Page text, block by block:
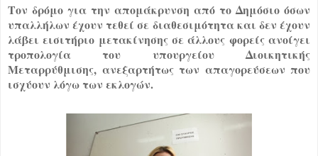
Τον δρόμο για την απομάκρυνση από το Δημόσιο όσων
υπαλλήλων έχουν τεθεί σε διαθεσιμότητα και δεν έχουν
λάβει εισιτήριο μετακίνησης σε άλλους φορείς ανοίγει
τροπολογία του υπουργείου Διοικητικής
Μεταρρύθμισης, ανεξαρτήτως των απαγορεύσεων που
ισχύουν λόγω των εκλογών.